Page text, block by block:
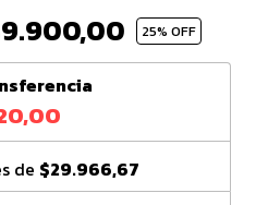
25% OFF
de $29.966,67